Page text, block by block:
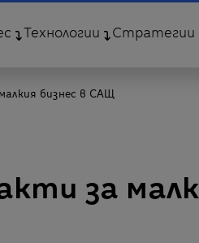
Технологии Стратегии
бизнес в САЩ
за